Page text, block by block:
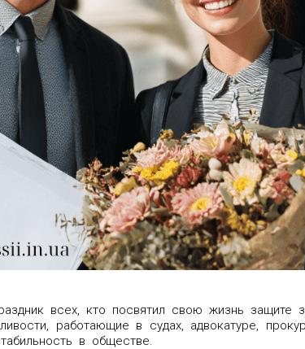
всех, кто посвятил свою жизнь защите
работающие в судах, адвокатуре,
в обществе.